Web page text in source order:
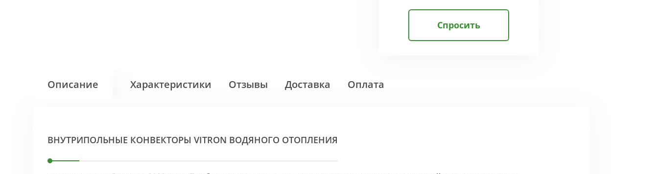
Спросить
Описание Характеристики Отзывы Доставка Оплата
ВНУТРИПОЛЬНЫЕ КОНВЕКТОРЫ VITRON ВОДЯНОГО ОТОПЛЕНИЯ